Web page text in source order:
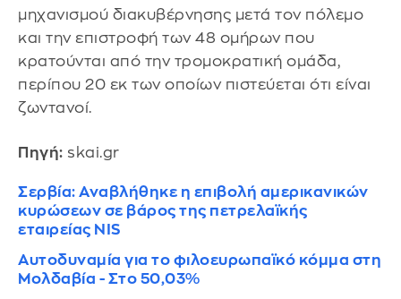
μηχανισμού διακυβέρνησης μετά τον πόλεμο
και την επιστροφή των 48 ομήρων που
κρατούνται από την τρομοκρατική ομάδα,
περίπου 20 εκ των οποίων πιστεύεται ότι είναι
ζωντανοί.
Πηγή: skai.gr
Σερβία: Αναβλήθηκε η επιβολή αμερικανικών
κυρώσεων σε βάρος της πετρελαϊκής
εταιρείας NIS
Αυτοδυναμία για το φιλοευρωπαϊκό κόμμα στη
Μολδαβία - Στο 50,03%